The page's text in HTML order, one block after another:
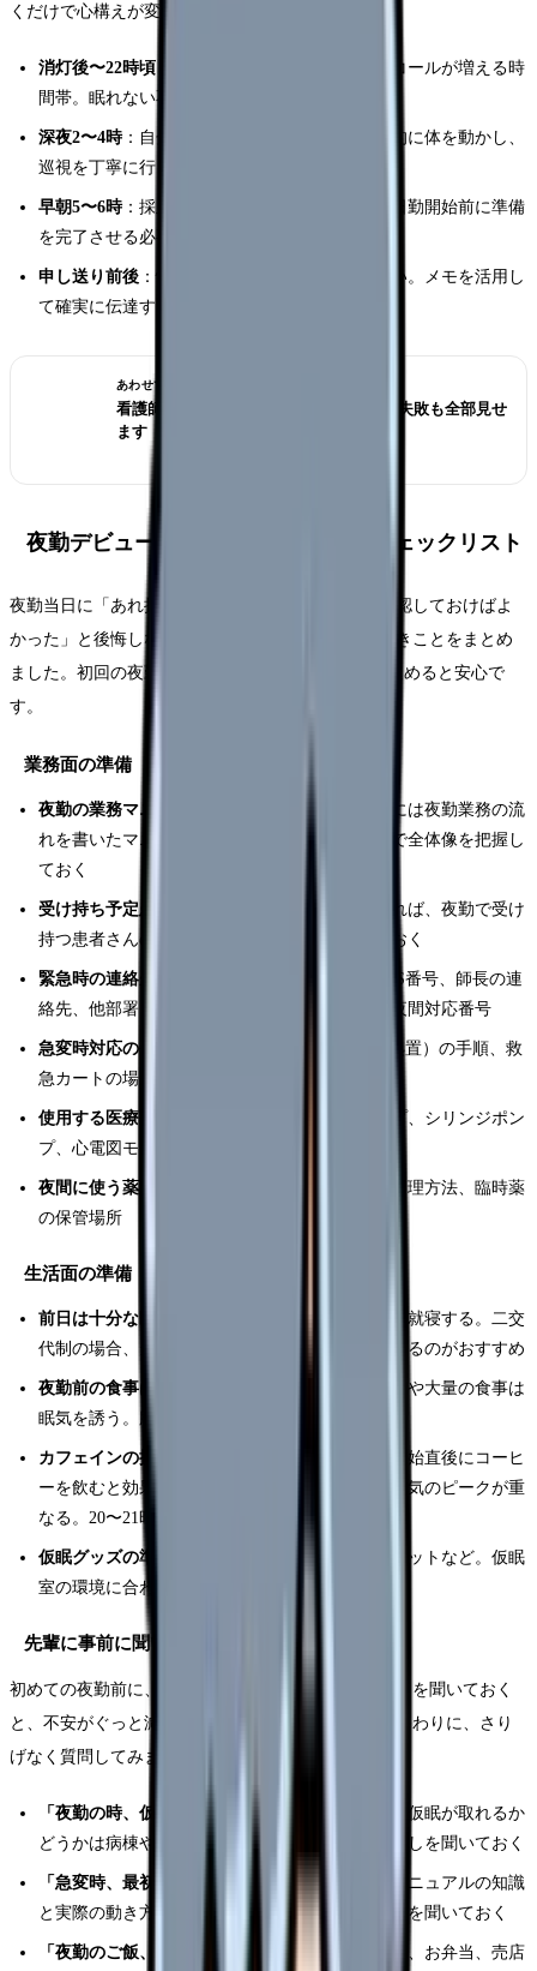
くだけで心構えが変わります。
消灯後〜22時頃 ：不眠の患者さんからのナースコールが増える時
間帯。眠れない不安を傾聴する場面も
深夜2〜4時：自分自身の眠気がピークに。意識的に体を動かし、
巡視を丁寧に行う
早朝5〜6時：採血オーダーが集中する時間帯。日勤開始前に準備
を完了させる必要がある
申し送り前後 ：情報の引き継ぎミスが起きやすい。メモを活用し
て確実に伝達する
あわせて読みたい
看護師転職のリアル体験談12選｜成功も失敗も全部見せ
ます
夜勤デビュー前にやるべき事前準備チェックリスト
夜勤当日に「あれ持ってくればよかった」「これ確認しておけばよ
かった」と後悔しないよう、事前に準備しておくべきことをまとめ
ました。初回の夜勤の1週間前から少しずつ準備を進めると安心で
す。
業務面の準備
夜勤の業務マニュアルを確認する
：多くの病棟には夜勤業務の流
れを書いたマニュアルがあります。事前に読んで全体像を把握し
ておく
受け持ち予定患者の情報を把握する
：可能であれば、夜勤で受け
持つ患者さんの情報を日勤帯のうちに確認しておく
緊急時の連絡先をメモする
：当直医の名前とPHS番号、師長の連
絡先、他部署（薬剤部・検査科・放射線科）の夜間対応番号
急変時対応の手順を復習する
：BLS（一次救命処置）の手順、救
急カートの場所と中身、ドクターコールの方法
使用する医療機器の操作を確認する
：輸液ポンプ、シリンジポン
プ、心電図モニターのアラーム対応
夜間に使う薬剤の場所を確認する
：金庫の鍵の管理方法、臨時薬
の保管場所
生活面の準備
前日は十分な睡眠を取る
：夜勤前日の夜は早めに就寝する。二交
代制の場合、当日の午前中に2〜3時間の仮眠を取るのがおすすめ
夜勤前の食事は消化の良いものを
：脂っこいものや大量の食事は
眠気を誘う。腹八分目の軽い食事がベスト
カフェインの摂取タイミングを計画する
：夜勤開始直後にコーヒ
ーを飲むと効果がなくなるタイミングと深夜の眠気のピークが重
なる。20〜21時頃に摂取するのが効果的
仮眠グッズの準備
：アイマスク、耳栓、ブランケットなど。仮眠
室の環境に合わせて準備
先輩に事前に聞いておくべき5つのこと
初めての夜勤前に、夜勤経験のある先輩に以下のことを聞いておく
と、不安がぐっと減ります。日勤の休憩時間や業務終わりに、さり
げなく質問してみましょう。
「夜勤の時、仮眠はどのくらい取れますか？」
：仮眠が取れるか
どうかは病棟や日によって異なる。現実的な見通しを聞いておく
「急変時、最初に何をすればいいですか？」
：マニュアルの知識
と実際の動き方は違う。先輩の「リアルな初動」を聞いておく
「夜勤のご飯、どうしてますか？」
：コンビニ食、お弁当、売店